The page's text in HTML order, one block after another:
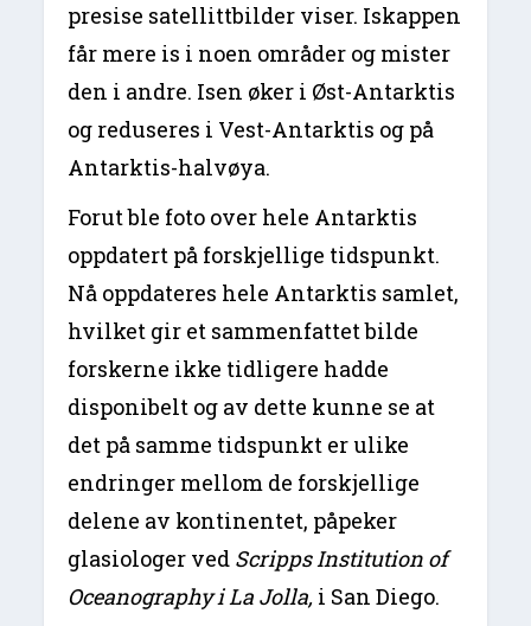
presise satellittbilder viser. Iskappen
får mere is i noen områder og mister
den i andre. Isen øker i Øst-Antarktis
og reduseres i Vest-Antarktis og på
Antarktis-halvøya.
Forut ble foto over hele Antarktis
oppdatert på forskjellige tidspunkt.
Nå oppdateres hele Antarktis samlet,
hvilket gir et sammenfattet bilde
forskerne ikke tidligere hadde
disponibelt og av dette kunne se at
det på samme tidspunkt er ulike
endringer mellom de forskjellige
delene av kontinentet, påpeker
glasiologer ved ScrippsInstitution of
Oceanography i La Jolla, i San Diego.